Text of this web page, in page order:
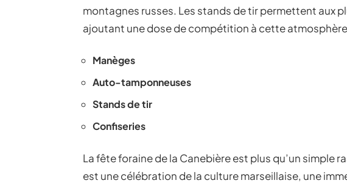
montagnes russes. Les stands de tir permettent aux
ajoutant une dose de compétition à cette
Manèges
Auto-tamponneuses
Stands de tir
Confiseries
La fête foraine de la Canebière est plus qu’un simple
est une célébration de la culture marseillaise, une